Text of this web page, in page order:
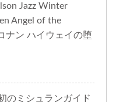
Jazz Winter
Angel of the
ナン ハイウェイの堕
のミシュランガイド